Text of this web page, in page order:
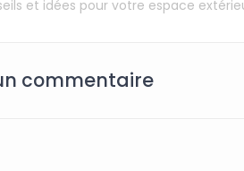
et idées pour votre espace
commentaire